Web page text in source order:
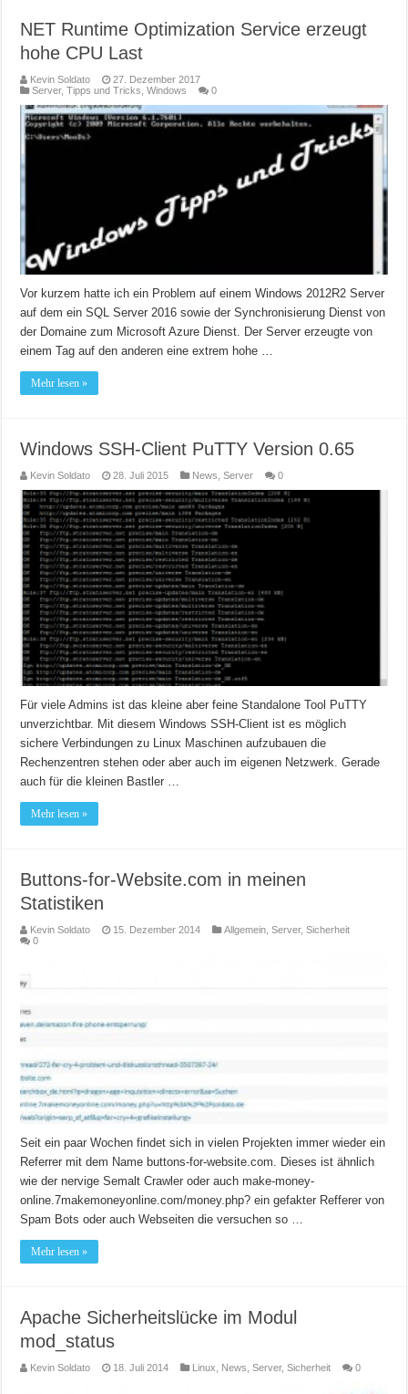
NET Runtime Optimization Service erzeugt
hohe CPU Last
Kevin Soldato
27. Dezember 2017
Server,Tipps und Tricks ,Windows 0
Vor kurzem hatte ich ein Problem auf einem Windows 2012R2 Server
auf dem ein SQL Server 2016 sowie der Synchronisierung Dienst von
der Domaine zum Microsoft Azure Dienst. Der Server erzeugte von
einem Tag auf den anderen eine extrem hohe …
Mehr lesen »
Windows SSH-Client PuTTY Version 0.65
Kevin Soldato 28. Juli 2015 News ,Server 0
Für viele Admins ist das kleine aber feine Standalone Tool PuTTY
unverzichtbar. Mit diesem Windows SSH-Client ist es möglich
sichere Verbindungen zu Linux Maschinen aufzubauen die
Rechenzentren stehen oder aber auch im eigenen Netzwerk. Gerade
auch für die kleinen Bastler …
Mehr lesen »
Buttons-for-Website.com in meinen
Statistiken
Kevin Soldato 15. Dezember 2014 Allgemein ,Server,Sicherheit
0
Seit ein paar Wochen findet sich in vielen Projekten immer wieder ein
Referrer mit dem Name buttons-for-website.com. Dieses ist ähnlich
wie der nervige Semalt Crawler oder auch make-money-
online.7makemoneyonline.com/money.php? ein gefakter Refferer von
Spam Bots oder auch Webseiten die versuchen so …
Mehr lesen »
Apache Sicherheitslücke im Modul
mod_status
Kevin Soldato 18. Juli 2014 Linux News ,Server,Sicherheit 0